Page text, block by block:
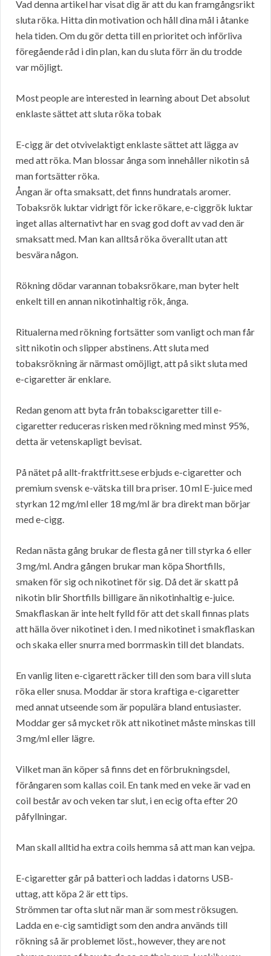
Vad denna artikel har visat dig är att du kan framgångsrikt
sluta röka. Hitta din motivation och håll dina mål i åtanke
hela tiden. Om du gör detta till en prioritet och införliva
föregående råd i din plan, kan du sluta förr än du trodde
var möjligt.
Most people are interested in learning about Det absolut
enklaste sättet att sluta röka tobak
E-cigg är det otvivelaktigt enklaste sättet att lägga av
med att röka. Man blossar ånga som innehåller nikotin så
man fortsätter röka.
Ångan är ofta smaksatt, det finns hundratals aromer.
Tobaksrök luktar vidrigt för icke rökare, e-ciggrök luktar
inget allas alternativt har en svag god doft av vad den är
smaksatt med. Man kan alltså röka överallt utan att
besvära någon.
Rökning dödar varannan tobaksrökare, man byter helt
enkelt till en annan nikotinhaltig rök, ånga.
Ritualerna med rökning fortsätter som vanligt och man får
sitt nikotin och slipper abstinens. Att sluta med
tobaksrökning är närmast omöjligt, att på sikt sluta med
e-cigaretter är enklare.
Redan genom att byta från tobakscigaretter till e-
cigaretter reduceras risken med rökning med minst 95%,
detta är vetenskapligt bevisat.
På nätet på allt-fraktfritt.sese erbjuds e-cigaretter och
premium svensk e-vätska till bra priser. 10 ml E-juice med
styrkan 12 mg/ml eller 18 mg/ml är bra direkt man börjar
med e-cigg.
Redan nästa gång brukar de flesta gå ner till styrka 6 eller
3 mg/ml. Andra gången brukar man köpa Shortfills,
smaken för sig och nikotinet för sig. Då det är skatt på
nikotin blir Shortfills billigare än nikotinhaltig e-juice.
Smakflaskan är inte helt fylld för att det skall finnas plats
att hälla över nikotinet i den. I med nikotinet i smakflaskan
och skaka eller snurra med borrmaskin till det blandats.
En vanlig liten e-cigarett räcker till den som bara vill sluta
röka eller snusa. Moddar är stora kraftiga e-cigaretter
med annat utseende som är populära bland entusiaster.
Moddar ger så mycket rök att nikotinet måste minskas till
3 mg/ml eller lägre.
Vilket man än köper så finns det en förbrukningsdel,
förångaren som kallas coil. En tank med en veke är vad en
coil består av och veken tar slut, i en ecig ofta efter 20
påfyllningar.
Man skall alltid ha extra coils hemma så att man kan vejpa.
E-cigaretter går på batteri och laddas i datorns USB-
uttag, att köpa 2 är ett tips.
Strömmen tar ofta slut när man är som mest röksugen.
Ladda en e-cig samtidigt som den andra används till
rökning så är problemet löst., however, they are not